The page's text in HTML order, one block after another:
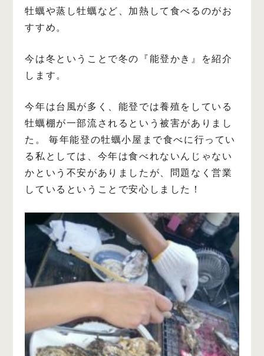
牡蠣や蒸し牡蠣など、加熱して食べるのがお
すすめ。
今は冬ということで冬の『能登かき』を紹介
します。
今年は台風が多く、能登では養殖をしている
牡蠣棚が一部流されるという被害がありまし
た。
毎年能登の牡蠣小屋まで食べに行ってい
る私としては、今年は食べれないんじゃない
かという不安がありましたが、問題なく営業
しているということで安心しました！